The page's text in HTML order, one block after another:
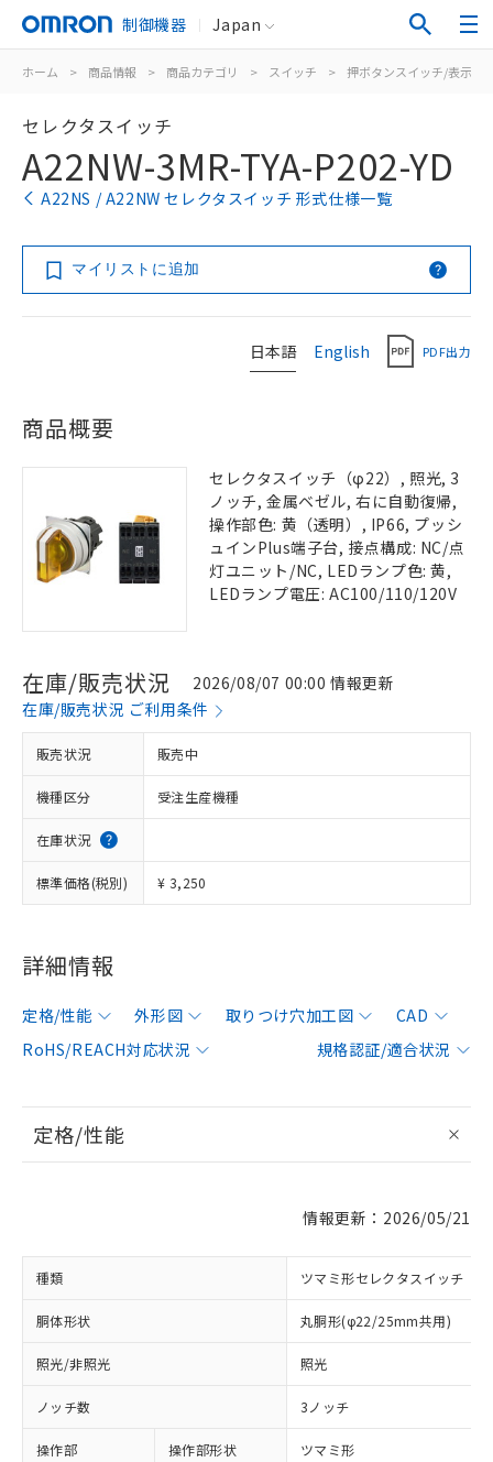
制御機器 Japan
ホーム > 商品情報 > 商品カテゴリ > スイッチ > 押ボタンスイッチ/表示灯
セレクタスイッチ
A22NW-3MR-TYA-P202-YD
A22NS / A22NW セレクタスイッチ 形式仕様一覧
マイリストに追加
日本語 English PDF出力
商品概要
セレクタスイッチ（φ22）, 照光, 3
ノッチ, 金属ベゼル, 右に自動復帰,
操作部色: 黄（透明）, IP66, プッシ
ュインPlus端子台, 接点構成: NC/点
灯ユニット/NC, LEDランプ色: 黄,
LEDランプ電圧: AC100/110/120V
在庫/販売状況
2026/08/07 00:00 情報更新
在庫/販売状況 ご利用条件
販売状況 販売中
機種区分 受注生産機種
在庫状況
標準価格(税別) ¥ 3,250
詳細情報
定格/性能 外形図 取りつけ穴加工図
CAD
RoHS/REACH対応状況
規格認証/適合状況
定格/性能
情報更新：2026/05/21
種類 ツマミ形セレクタスイッチ
胴体形状 丸胴形(φ22/25mm共用)
照光/非照光 照光
ノッチ数 3ノッチ
操作部 操作部形状 ツマミ形